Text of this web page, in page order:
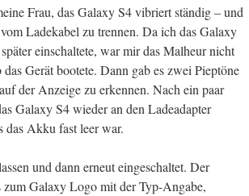
Frau, das Galaxy S4 vibriert ständig – und
Ladekabel zu trennen. Da ich das Galaxy
einschaltete, war mir das Malheur nicht
Gerät bootete. Dann gab es zwei Pieptöne
der Anzeige zu erkennen. Nach ein paar
Galaxy S4 wieder an den Ladeadapter
das Akku fast leer war.
und dann erneut eingeschaltet. Der
Galaxy Logo mit der Typ-Angabe,